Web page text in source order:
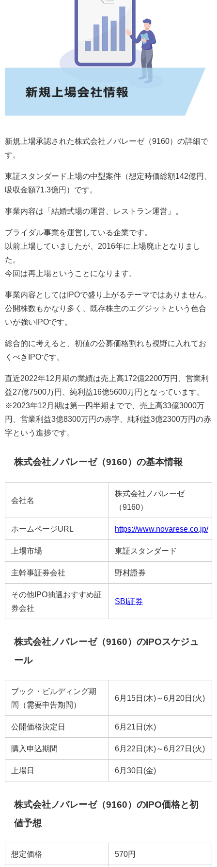
新規上場承認された株式会社ノバレーゼ（9160）の詳細で
す。
東証スタンダード上場の中型案件（想定時価総額142億円、
吸収金額71.3億円）です。
事業内容は「結婚式場の運営、レストラン運営」。
ブライダル事業を運営している企業です。
以前上場していましたが、2016年に上場廃止となりまし
た。
今回は再上場ということになります。
事業内容としてはIPOで盛り上がるテーマではありません。
公開株数もかなり多く、既存株主のエグジットという色合
いが強いIPOです。
総合的に考えると、初値の公募価格割れも視野に入れてお
くべきIPOです。
直近2022年12月期の業績は売上高172億2200万円、営業利
益27億7500万円、純利益16億5600万円となっています。
※2023年12月期は第一四半期までで、売上高33億3000万
円、営業利益3億8300万円の赤字、純利益3億2300万円の赤
字という進捗です。
株式会社ノバレーゼ（9160）の基本情報
会社名
株式会社ノバレーゼ
（9160）
ホームページURL https://www.novarese.co.jp/
上場市場 東証スタンダード
主幹事証券会社 野村證券
その他IPO抽選おすすめ証
券会社
SBI証券
株式会社ノバレーゼ（9160）のIPOスケジュ
ール
ブック・ビルディング期
間（需要申告期間）
6月15日(木)～6月20日(火)
公開価格決定日 6月21日(水)
購入申込期間 6月22日(木)～6月27日(火)
上場日 6月30日(金)
株式会社ノバレーゼ（9160）のIPO価格と初
値予想
想定価格 570円